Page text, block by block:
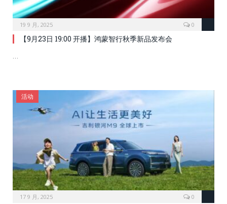
19 9 月, 2025 0
【9月23日 19:00 开播】鸿蒙智行秋季新品发布会
…
活动
17 9 月, 2025 0